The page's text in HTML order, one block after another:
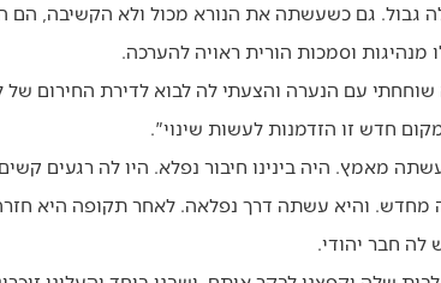
גם כשעשתה את הנורא מכול ולא הקשיבה, הם
מנהיגות וסמכות הורית ראויה להערכה.
עם הנערה והצעתי לה לבוא לדירת החירום של
חדש זו הזדמנות לעשות שינוי".
מאמץ. היה בינינו חיבור נפלא. היו לה רגעים
והיא עשתה דרך נפלאה. לאחר תקופה היא
לה חבר יהודי.